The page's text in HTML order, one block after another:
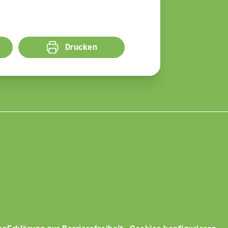
Drucken